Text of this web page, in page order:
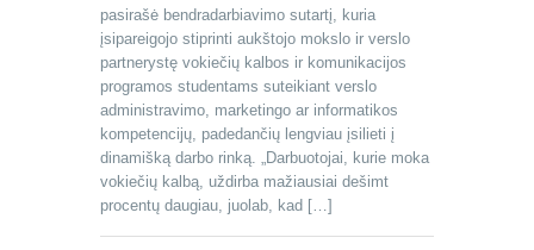
pasirašė bendradarbiavimo sutartį, kuria
įsipareigojo stiprinti aukštojo mokslo ir verslo
partnerystę vokiečių kalbos ir komunikacijos
programos studentams suteikiant verslo
administravimo, marketingo ar informatikos
kompetencijų, padedančių lengviau įsilieti į
dinamišką darbo rinką. „Darbuotojai, kurie moka
vokiečių kalbą, uždirba mažiausiai dešimt
procentų daugiau, juolab, kad […]